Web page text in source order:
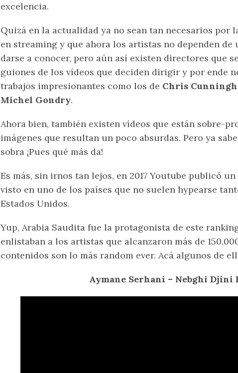
excelencia.
Quizá en la actualidad ya no sean tan necesarios por
en streaming y que ahora los artistas no dependen
darse a conocer, pero aún así existen directores que
guiones de los vídeos que deciden dirigir y por ende
trabajos impresionantes como los de Chris
Michel Gondry.
Ahora bien, también existen vídeos que están sobre-
imágenes que resultan un poco absurdas. Pero ya
sobra ¡Pues qué más da!
Es más, sin irnos tan lejos, en 2017 Youtube publicó
visto en uno de los países que no suelen hypearse
Estados Unidos.
Yup, Arabia Saudita fue la protagonista de este
enlistaban a los artistas que alcanzaron más de
contenidos son lo más random ever. Acá algunos de
Aymane Serhani – Nebghi Djini